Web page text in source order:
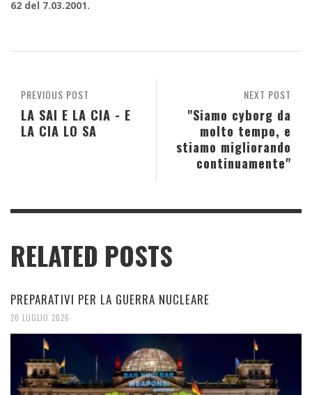
62 del 7.03.2001.
NEXT POST
"Siamo cyborg da
molto tempo, e
stiamo migliorando
continuamente"
PREVIOUS POST
LA SAI E LA CIA - E
LA CIA LO SA
RELATED POSTS
PREPARATIVI PER LA GUERRA NUCLEARE
20 LUGLIO 2026